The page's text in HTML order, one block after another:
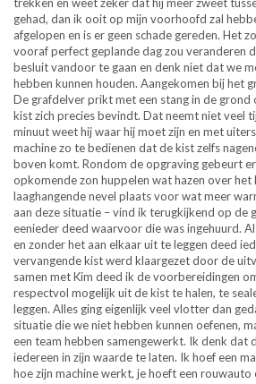
gehad, dan ik ooit op mijn voorhoofd zal
afgelopen en is er geen schade gereden. Het
vooraf perfect geplande dag zou veranderen
besluit vandoor te gaan en denk niet dat we
hebben kunnen houden. Aangekomen bij het
De grafdelver prikt met een stang in de grond
kist zich precies bevindt. Dat neemt niet veel
minuut weet hij waar hij moet zijn en met
machine zo te bedienen dat de kist zelfs
boven komt. Rondom de opgraving gebeurt
opkomende zon huppelen wat hazen over
laaghangende nevel plaats voor wat meer
aan deze situatie – vind ik terugkijkend op de
eenieder deed waarvoor die was ingehuurd.
en zonder het aan elkaar uit te leggen deed
vervangende kist werd klaargezet door de
samen met Kim deed ik de voorbereidingen
respectvol mogelijk uit de kist te halen, te
leggen. Alles ging eigenlijk veel vlotter dan
situatie die we niet hebben kunnen oefenen,
een team hebben samengewerkt. Ik denk dat
iedereen in zijn waarde te laten. Ik hoef een
hoe zijn machine werkt, je hoeft een